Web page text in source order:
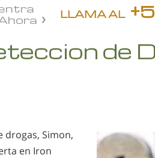
LLAMA AL
de
drogas, Simon,
en Iron